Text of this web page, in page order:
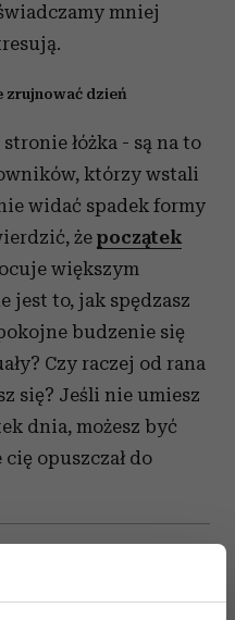
mniej
zrujnować dzień
łóżka - są na to
którzy wstali
widać spadek formy
że początek
większym
jest to, jak spędzasz
budzenie się
Czy raczej od rana
się? Jeśli nie umiesz
dnia, możesz być
opuszczał do